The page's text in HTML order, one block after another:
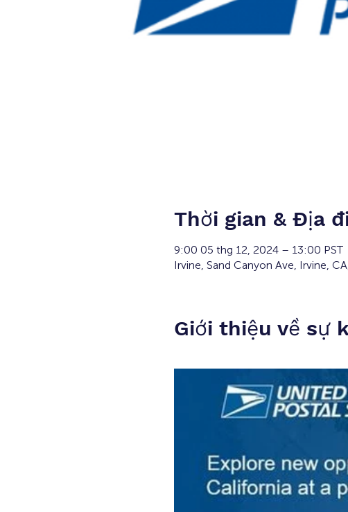
Thời gian & Địa
9:00 05 thg 12, 2024 – 13:00 PST
Irvine, Sand Canyon Ave, Irvine,
Giới thiệu về sự